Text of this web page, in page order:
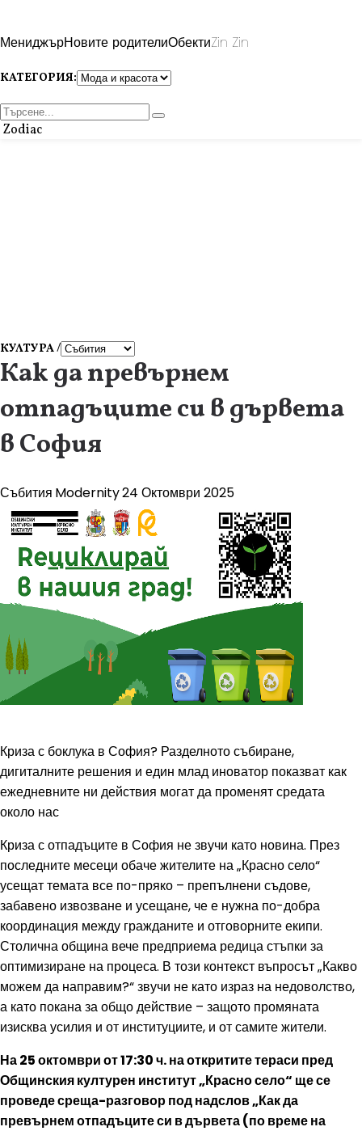
МениджърНовите родителиОбектиZin Zin
КАТЕГОРИЯ:
Zodiac
КУЛТУРА /
Как да превърнем
отпадъците си в дървета
в София
Събития Modernity24 Октомври 2025
Криза с боклука в София? Разделното събиране,
дигиталните решения и един млад иноватор показват как
ежедневните ни действия могат да променят средата
около нас
Криза с отпадъците в София не звучи като новина. През
последните месеци обаче жителите на „Красно село“
усещат темата все по-пряко – препълнени съдове,
забавено извозване и усещане, че е нужна по-добра
координация между гражданите и отговорните екипи.
Столична община вече предприема редица стъпки за
оптимизиране на процеса. В този контекст въпросът „Какво
можем да направим?“ звучи не като израз на недоволство,
а като покана за общо действие – защото промяната
изисква усилия и от институциите, и от самите жители.
На 25 октомври от 17:30 ч. на откритите тераси пред
Общинския културен институт „Красно село“ ще се
проведе среща-разговор под надслов „Как да
превърнем отпадъците си в дървета (по време на